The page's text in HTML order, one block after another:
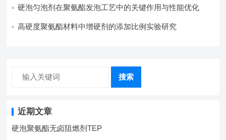
硬泡匀泡剂在聚氨酯发泡工艺中的关键作用与性能优化
高硬度聚氨酯材料中增硬剂的添加比例实验研究
搜索
近期文章
硬泡聚氨酯无卤阻燃剂TEP